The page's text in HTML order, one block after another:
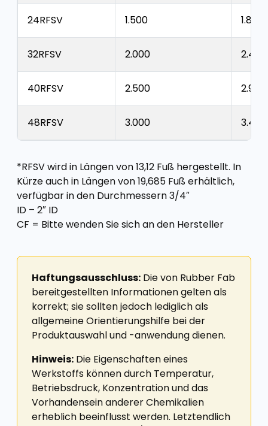
24RFSV 1.500 1.886
32RFSV 2.000 2.494
40RFSV 2.500 2.988
48RFSV 3.000 3.488
*RFSV wird in Längen von 13,12 Fuß hergestellt. In
Kürze auch in Längen von 19,685 Fuß erhältlich,
verfügbar in den Durchmessern 3/4″
ID – 2″ ID
CF = Bitte wenden Sie sich an den Hersteller
Haftungsausschluss: Die von Rubber Fab
bereitgestellten Informationen gelten als
korrekt; sie sollten jedoch lediglich als
allgemeine Orientierungshilfe bei der
Produktauswahl und -anwendung dienen.
Hinweis: Die Eigenschaften eines
Werkstoffs können durch Temperatur,
Betriebsdruck, Konzentration und das
Vorhandensein anderer Chemikalien
erheblich beeinflusst werden. Letztendlich